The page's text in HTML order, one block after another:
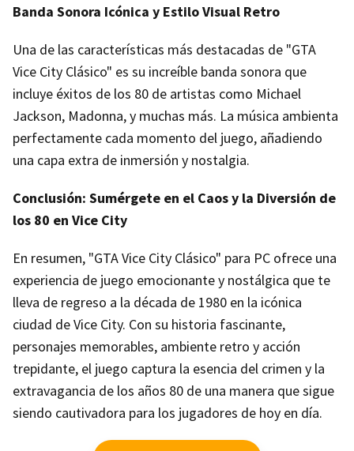
Banda Sonora Icónica y Estilo Visual Retro
Una de las características más destacadas de "GTA
Vice City Clásico" es su increíble banda sonora que
incluye éxitos de los 80 de artistas como Michael
Jackson, Madonna, y muchas más. La música ambienta
perfectamente cada momento del juego, añadiendo
una capa extra de inmersión y nostalgia.
Conclusión: Sumérgete en el Caos y la Diversión de
los 80 en Vice City
En resumen, "GTA Vice City Clásico" para PC ofrece una
experiencia de juego emocionante y nostálgica que te
lleva de regreso a la década de 1980 en la icónica
ciudad de Vice City. Con su historia fascinante,
personajes memorables, ambiente retro y acción
trepidante, el juego captura la esencia del crimen y la
extravagancia de los años 80 de una manera que sigue
siendo cautivadora para los jugadores de hoy en día.